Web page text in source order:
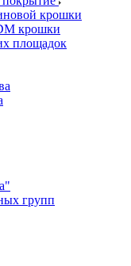
крошки
крошки
площадок
групп